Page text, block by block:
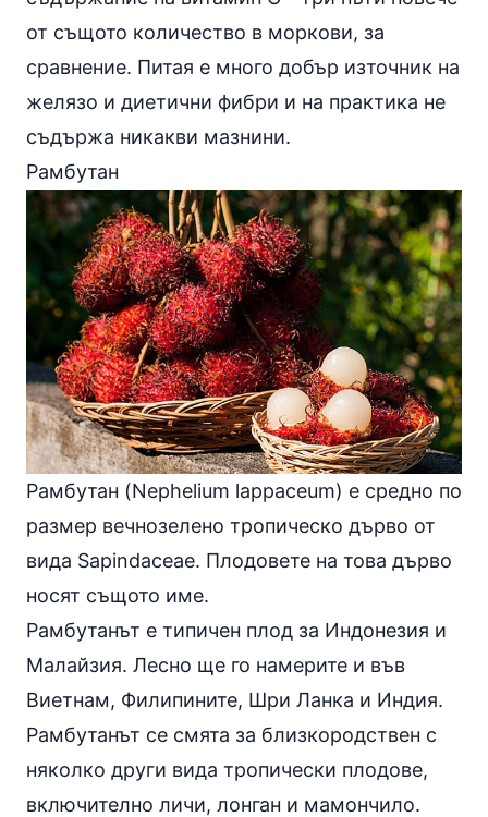
от същото количество в моркови, за
сравнение. Питая е много добър източник на
желязо и диетични фибри и на практика не
съдържа никакви мазнини.
Рамбутан
Рамбутан (Nephelium lappaceum) е средно по
размер вечнозелено тропическо дърво от
вида Sapindaceae. Плодовете на това дърво
носят същото име.
Рамбутанът е типичен плод за Индонезия и
Малайзия. Лесно ще го намерите и във
Виетнам, Филипините, Шри Ланка и Индия.
Рамбутанът се смята за близкородствен с
няколко други вида тропически плодове,
включително личи, лонган и мамончило.